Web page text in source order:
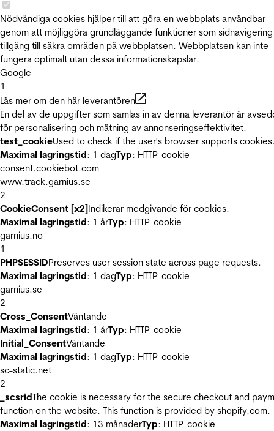
Nödvändiga cookies hjälper till att göra en webbplats användbar
genom att möjliggöra grundläggande funktioner som
tillgång till säkra områden på webbplatsen. Webbplatsen kan inte
fungera optimalt utan dessa informationskapslar.
Google
1
Läs mer om den här leverantören
En del av de uppgifter som samlas in av denna leverantör är
för personalisering och mätning av annonseringseffektivitet.
test_cookieUsed to check if the user's browser supports
Maximal lagringstid: 1 dagTyp: HTTP-cookie
consent.cookiebot.com
www.track.garnius.se
2
CookieConsent [x2]Indikerar medgivande för cookies.
Maximal lagringstid: 1 årTyp: HTTP-cookie
garnius.no
1
PHPSESSIDPreserves user session state across page requests.
Maximal lagringstid: 1 dagTyp: HTTP-cookie
garnius.se
2
Cross_ConsentVäntande
Maximal lagringstid: 1 årTyp: HTTP-cookie
Initial_ConsentVäntande
Maximal lagringstid: 1 dagTyp: HTTP-cookie
sc-static.net
2
_scsridThe cookie is necessary for the secure checkout and
function on the website. This function is provided by shopify.com.
Maximal lagringstid: 13 månaderTyp: HTTP-cookie